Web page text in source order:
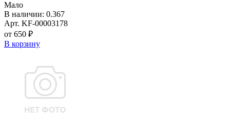
Мало
В наличии: 0.367
Арт. KF-00003178
от 650 ₽
В корзину